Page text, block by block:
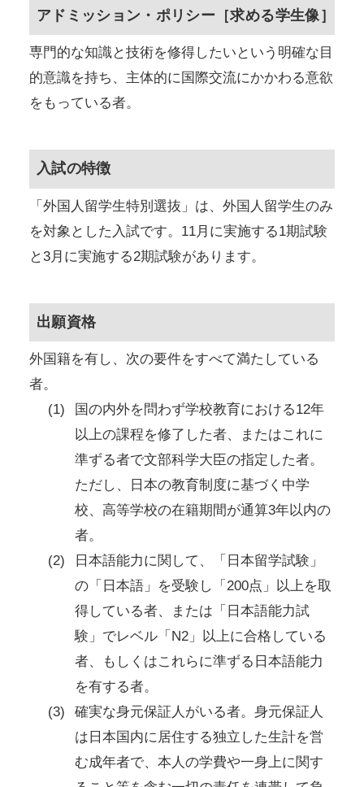
アドミッション・ポリシー［求める学生像］
専門的な知識と技術を修得したいという明確な目
的意識を持ち、主体的に国際交流にかかわる意欲
をもっている者。
入試の特徴
「外国人留学生特別選抜」は、外国人留学生のみ
を対象とした入試です。11月に実施する1期試験
と3月に実施する2期試験があります。
出願資格
外国籍を有し、次の要件をすべて満たしている
者。
国の内外を問わず学校教育における12年
以上の課程を修了した者、またはこれに
準ずる者で文部科学大臣の指定した者。
ただし、日本の教育制度に基づく中学
校、高等学校の在籍期間が通算3年以内の
者。
日本語能力に関して、「日本留学試験」
の「日本語」を受験し「200点」以上を取
得している者、または「日本語能力試
験」でレベル「N2」以上に合格している
者、もしくはこれらに準ずる日本語能力
を有する者。
確実な身元保証人がいる者。身元保証人
は日本国内に居住する独立した生計を営
む成年者で、本人の学費や一身上に関す